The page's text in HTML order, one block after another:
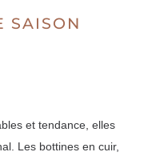
SAISON
et tendance, elles
Les bottines en cuir,